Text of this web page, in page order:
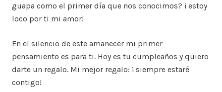
guapa como el primer día que nos conocimos? ¡ estoy
loco por ti mi amor!
En el silencio de este amanecer mi primer
pensamiento es para ti. Hoy es tu cumpleaños y quiero
darte un regalo. Mi mejor regalo: ¡ siempre estaré
contigo!